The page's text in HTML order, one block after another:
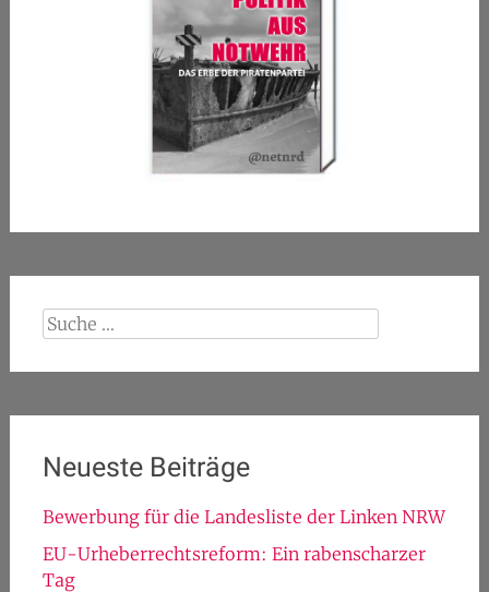
Suche
nach:
Neueste Beiträge
Bewerbung für die Landesliste der Linken NRW
EU-Urheberrechtsreform: Ein rabenscharzer
Tag